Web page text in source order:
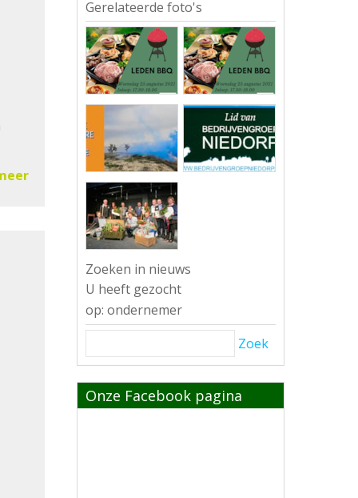
Gerelateerde foto's
Zoeken in nieuws
U heeft gezocht
op: ondernemer
Zoek
Onze Facebook pagina